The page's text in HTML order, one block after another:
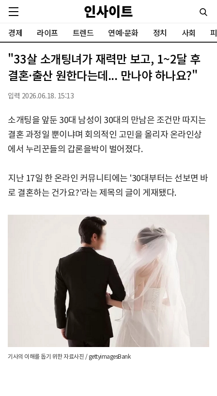
경제 라이프 트렌드 연예·문화 정치 사회
"33살 소개팅녀가 재력만 보고, 1~2달 후
결혼·출산 원한다는데... 만나야 하나요?"
입력 2026.06.18. 15:13
소개팅을 앞둔 30대 남성이 30대의 만남은 조건만 따지는
결혼 과정일 뿐이냐며 회의적인 고민을 올리자 온라인상
에서 누리꾼들의 갑론을박이 벌어졌다.
지난 17일 한 온라인 커뮤니티에는 '30대부터는 선보면 바
로 결혼하는 건가요?'라는 제목의 글이 게재됐다.
기사의 이해를 돕기 위한 자료사진 / gettyimagesBank